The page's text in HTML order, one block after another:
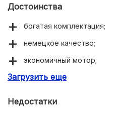
Достоинства
богатая комплектация;
немецкое качество;
экономичный мотор;
недорогое обслуживание.
Загрузить еще
Недостатки